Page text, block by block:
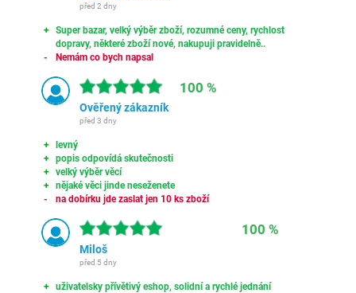
před 2 dny
Super bazar, velký výběr zboží, rozumné ceny, rychlost
dopravy, některé zboží nové, nakupuji pravidelně..
Nemám co bych napsal
100 %
Ověřený zákazník
před 3 dny
levný
popis odpovídá skutečnosti
velký výběr věcí
nějaké věci jinde neseženete
na dobírku jde zaslat jen 10 ks zboží
100 %
Miloš
před 5 dny
uživatelsky přívětivý eshop, solidní a rychlé jednání